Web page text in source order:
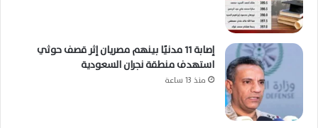
إصابة 11 مدنيًا بينهم مصريان إثر قصف حوثي
استهدف منطقة نجران السعودية
منذ 13 ساعة